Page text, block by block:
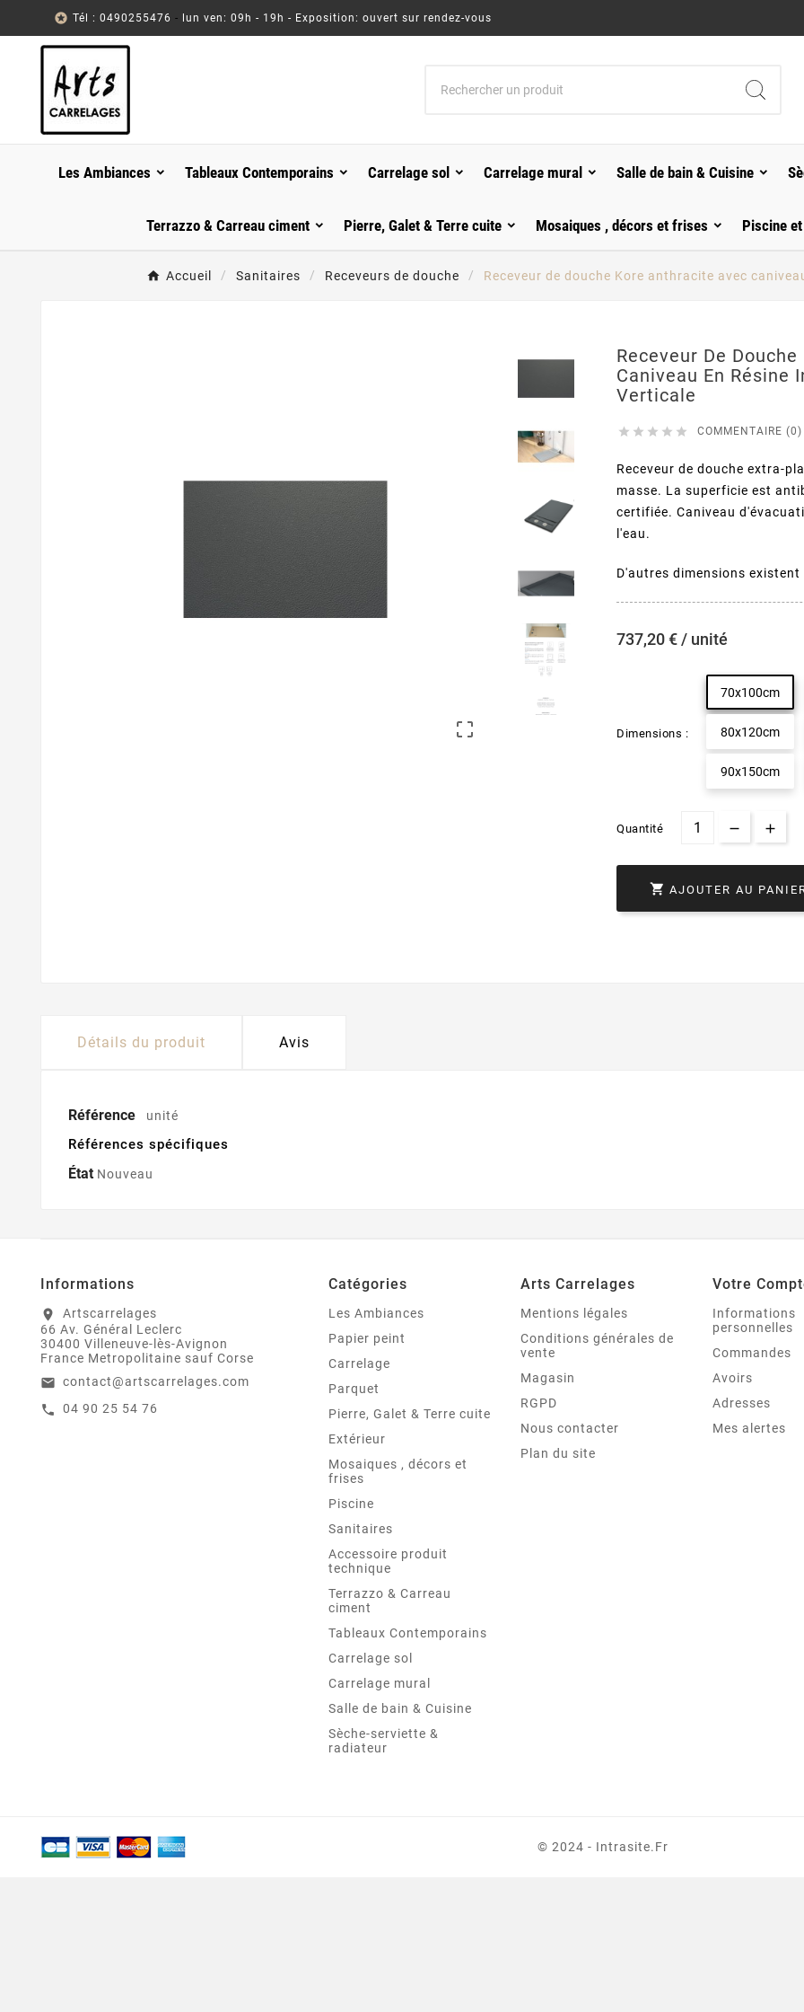
 Tél : 0490255476 - lun ven: 09h - 19h - Exposition: ouvert sur rendez-vous
Les Ambiances Tableaux Contemporains Carrelage sol Carrelage mural Salle de bain & Cuisine
Terrazzo & Carreau ciment Pierre, Galet & Terre cuite Mosaiques , décors et frises Piscine
Accueil Sanitaires Receveurs de douche Receveur de douche Kore anthracite avec

Receveur De
Caniveau En Résine
Verticale
     COMMENTAIRE (0)
Receveur de douche extra-
masse. La superficie est
certifiée. Caniveau
l'eau.
D'autres dimensions existent
737,20 € / unité
Dimensions :
70x100cm
80x120cm
90x150cm
Quantité
 AJOUTER AU
Détails du produit Avis
Référence unité
Références spécifiques
État Nouveau
Informations
location_on
Artscarrelages
66 Av. Général Leclerc
30400 Villeneuve-lès-Avignon
France Metropolitaine sauf Corse
email contact@artscarrelages.com
call 04 90 25 54 76
Catégories
Les Ambiances
Papier peint
Carrelage
Parquet
Pierre, Galet & Terre cuite
Extérieur
Mosaiques , décors et
frises
Piscine
Sanitaires
Accessoire produit
technique
Terrazzo & Carreau
ciment
Tableaux Contemporains
Carrelage sol
Carrelage mural
Salle de bain & Cuisine
Sèche-serviette &
radiateur
Arts Carrelages
Mentions légales
Conditions générales de
vente
Magasin
RGPD
Nous contacter
Plan du site
Votre
Informations
personnelles
Commandes
Avoirs
Adresses
Mes alertes
© 2024 - Intrasite.fr